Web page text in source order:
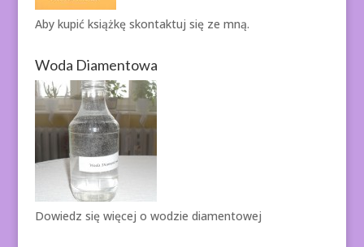
Aby kupić książkę skontaktuj się ze mną.
Woda Diamentowa
Dowiedz się więcej o wodzie diamentowej